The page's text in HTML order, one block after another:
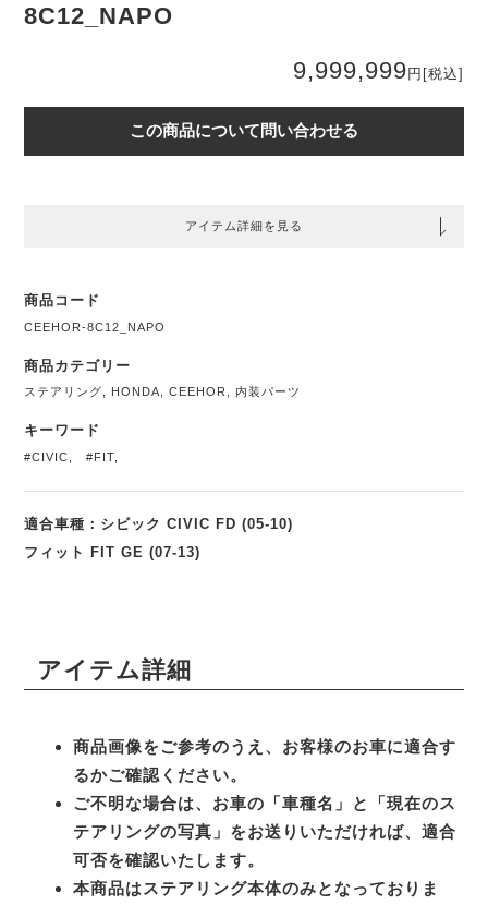
8C12_NAPO
9,999,999 円 [税込]
この商品について問い合わせる
アイテム詳細を見る
商品コード
CEEHOR-8C12_NAPO
商品カテゴリー
ステアリング HONDA ,CEEHOR 内装パーツ
キーワード
#CIVIC ,#FIT
適合車種：シビック CIVIC FD (05-10)
フィット FIT GE (07-13)
アイテム詳細
商品画像をご参考のうえ、お客様のお車に適合す
るかご確認ください。
ご不明な場合は、お車の「車種名」と「現在のス
テアリングの写真」をお送りいただければ、適合
可否を確認いたします。
本商品はステアリング本体のみとなっておりま